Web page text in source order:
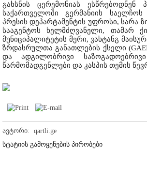
გახსნის ცერემონიას ესწრებოდნენ
საქართველოში გერმანიის
პრესის დეპარტამენტის უფროსი, სარა
სააგენტოს ხელმძღვანელი, თამარ
მუნიციპალიტეტის მერი, ვახტანგ
ზრდასრულთა განათლების ქსელი
და ადგილობრივი საზოგადოებრივი
წარმომადგენლები და კასპის თემის
ავტორი:
qartli.ge
სტატიის გამოყენების პირობები